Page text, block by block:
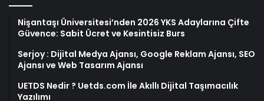
Nişantaşı Üniversitesi’nden 2026 YKS Adaylarına Çifte
Güvence: Sabit Ücret ve Kesintisiz Burs
Serjoy : Dijital Medya Ajansı, Google Reklam Ajansı, SEO
Ajansı ve Web Tasarım Ajansı
UETDS Nedir ? Uetds.com İle Akıllı Dijital Taşımacılık
Yazılımı